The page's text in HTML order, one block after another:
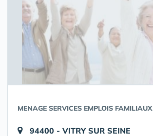
MENAGE SERVICES EMPLOIS FAMILIAUX
94400 - VITRY SUR SEINE